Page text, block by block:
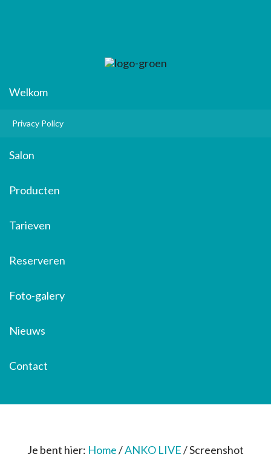
Welkom
Privacy Policy
Salon
Producten
Tarieven
Reserveren
Foto-galery
Nieuws
Contact
Je bent hier: Home/ANKO LIVE/Screenshot